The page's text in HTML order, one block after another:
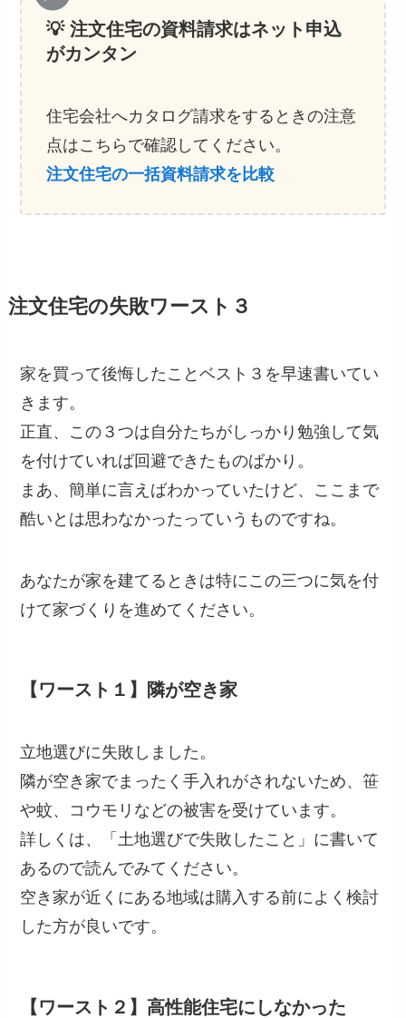
💡 注文住宅の資料請求はネット申込
がカンタン
住宅会社へカタログ請求をするときの注意
点はこちらで確認してください。
注文住宅の一括資料請求を比較
注文住宅の失敗ワースト３
家を買って後悔したことベスト３を早速書いてい
きます。
正直、この３つは自分たちがしっかり勉強して気
を付けていれば回避できたものばかり。
まあ、簡単に言えばわかっていたけど、ここまで
酷いとは思わなかったっていうものですね。
あなたが家を建てるときは特にこの三つに気を付
けて家づくりを進めてください。
【ワースト１】隣が空き家
立地選びに失敗しました。
隣が空き家でまったく手入れがされないため、笹
や蚊、コウモリなどの被害を受けています。
詳しくは、「土地選びで失敗したこと」に書いて
あるので読んでみてください。
空き家が近くにある地域は購入する前によく検討
した方が良いです。
【ワースト２】高性能住宅にしなかった